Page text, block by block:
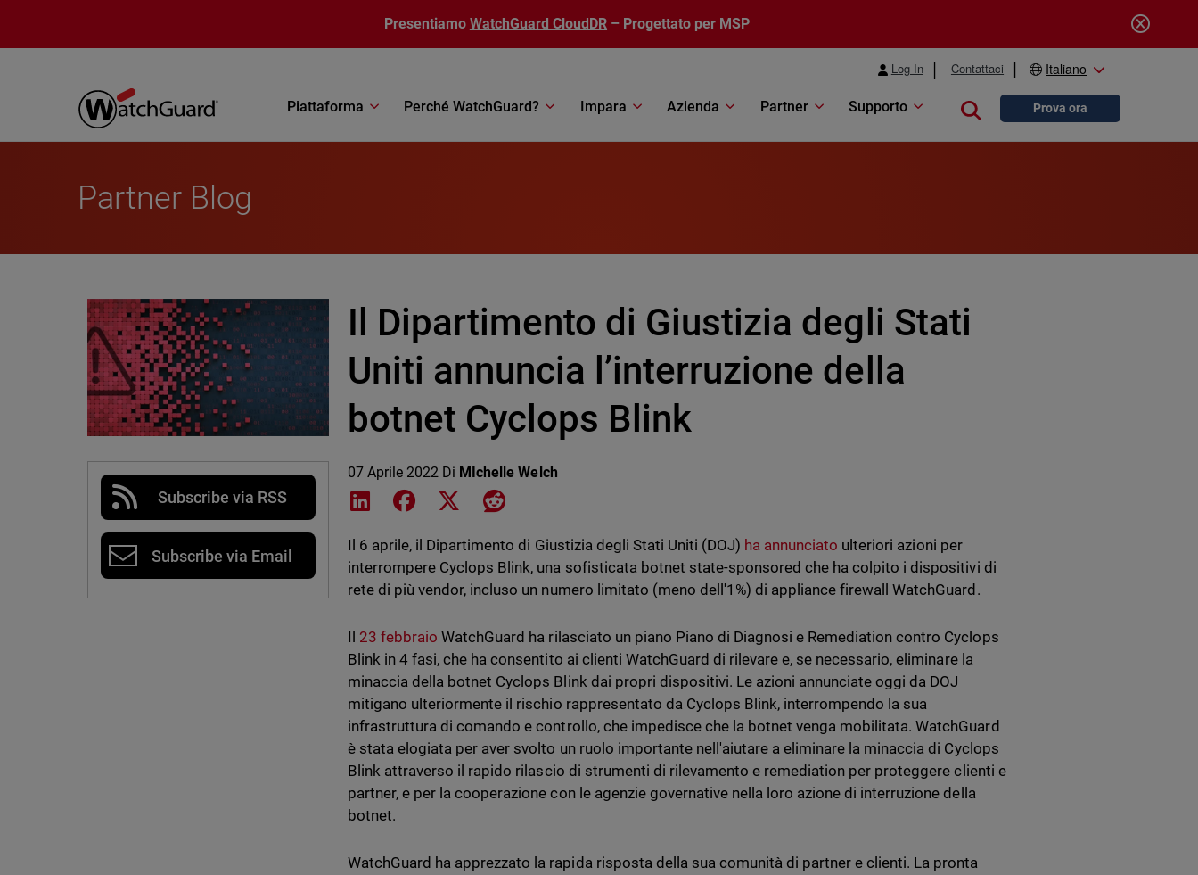
Presentiamo WatchGuard CloudDR – Progettato per MSP
Log In Contattaci Italiano
Piattaforma Perché WatchGuard? Impara Azienda Partner Supporto Close searchProva ora
Partner Blog
Subscribe via RSS
Subscribe via Email
Il Dipartimento di Giustizia degli Stati
Uniti annuncia l’interruzione della
botnet Cyclops Blink
07 Aprile 2022 Di MIchelle Welch
Share on LinkedIn
Share on Facebook
Share on XShare on Reddit
Il 6 aprile, il Dipartimento di Giustizia degli Stati Uniti (DOJ) ha annunciato ulteriori azioni per
interrompere Cyclops Blink, una sofisticata botnet state-sponsored che ha colpito i dispositivi di
rete di più vendor, incluso un numero limitato (meno dell'1%) di appliance firewall WatchGuard.
Il 23 febbraio WatchGuard ha rilasciato un piano Piano di Diagnosi e Remediation contro Cyclops
Blink in 4 fasi, che ha consentito ai clienti WatchGuard di rilevare e, se necessario, eliminare la
minaccia della botnet Cyclops Blink dai propri dispositivi. Le azioni annunciate oggi da DOJ
mitigano ulteriormente il rischio rappresentato da Cyclops Blink, interrompendo la sua
infrastruttura di comando e controllo, che impedisce che la botnet venga mobilitata. WatchGuard
è stata elogiata per aver svolto un ruolo importante nell'aiutare a eliminare la minaccia di Cyclops
Blink attraverso il rapido rilascio di strumenti di rilevamento e remediation per proteggere clienti e
partner, e per la cooperazione con le agenzie governative nella loro azione di interruzione della
botnet.
WatchGuard ha apprezzato la rapida risposta della sua comunità di partner e clienti. La pronta